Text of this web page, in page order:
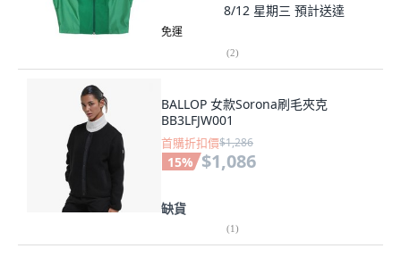
8/12 星期三 預計送達
免運
(2)
BALLOP 女款Sorona刷毛夾克
BB3LFJW001
首購折扣價$1,286
15% $1,086
缺貨
(1)